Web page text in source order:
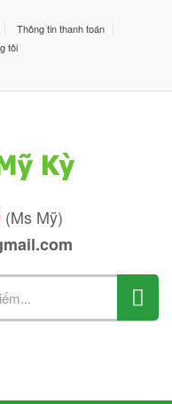
Thông tin thanh toán
tôi
(Ms Mỹ)